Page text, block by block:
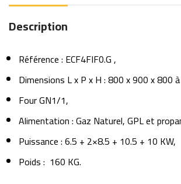
Description
Référence : ECF4FIF0.G ,
Dimensions L x P x H : 800 x 900 x 800
Four GN1/1,
Alimentation : Gaz Naturel, GPL et
Puissance : 6.5 + 2×8.5 + 10.5 + 10 KW,
Poids : 160 KG.